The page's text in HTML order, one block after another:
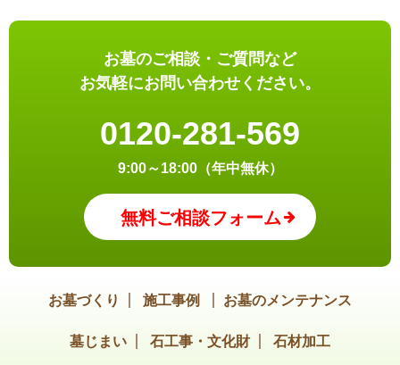
お墓のご相談・ご質問など
お気軽にお問い合わせください。
0120-281-569
9:00～18:00（年中無休）
無料ご相談フォーム
お墓づくり 施工事例 お墓のメンテナンス
墓じまい 石工事・文化財 石材加工